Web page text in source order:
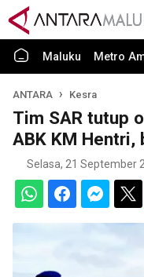
Maluku Metro
ANTARA Kesra
Tim SAR tutup
ABK KM Hentri,
Selasa, 21 September